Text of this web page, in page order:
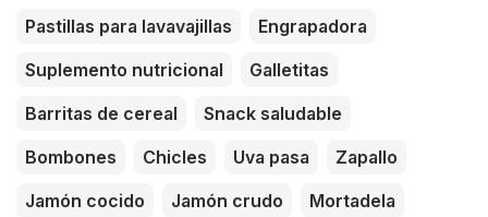
Pastillas para lavavajillas
Engrapadora
Suplemento nutricional
Galletitas
Barritas de cereal
Snack saludable
Bombones
Chicles Uva pasa
Zapallo
Jamón cocido
Jamón crudo
Mortadela